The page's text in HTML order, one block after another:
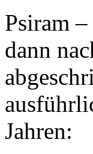
Psiram
dann
Jahren: